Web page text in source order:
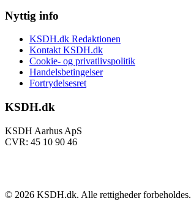
Nyttig info
KSDH.dk Redaktionen
Kontakt KSDH.dk
Cookie- og privatlivspolitik
Handelsbetingelser
Fortrydelsesret
KSDH.dk
KSDH Aarhus ApS
CVR: 45 10 90 46
© 2026 KSDH.dk. Alle rettigheder forbeholdes.